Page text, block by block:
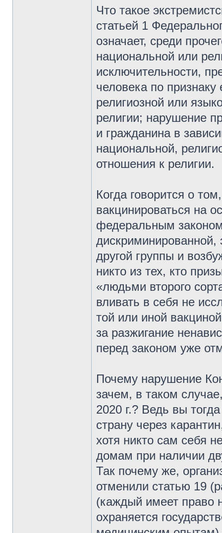
Что такое
статьей 1
означает, среди
национальной или
исключительности,
человека по
религиозной или
религии; нарушение
и гражданина в
национальной,
отношения к религии.
Когда говорится о
вакцинироваться на
федеральным
дискриминированной,
другой группы и
никто из тех, кто
«людьми второго
вливать в себя не
той или иной
за разжигание
перед законом уже
Почему нарушение
зачем, в таком
2020 г.? Ведь вы
страну через
хотя никто сам себя
домам при наличии
Так почему же,
отменили статью 19
(каждый имеет право
охраняется